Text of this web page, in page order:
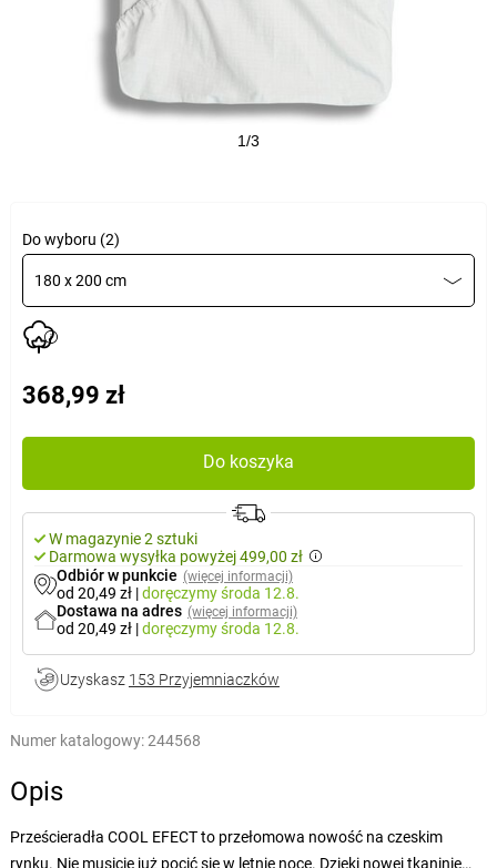
1/3
Do wyboru (2)
180 x 200 cm
368,99 zł
Do koszyka
W magazynie 2 sztuki
Darmowa wysyłka powyżej 499,00 zł
Odbiór w punkcie (więcej informacji)
od 20,49 zł |doręczymyśroda 12.8.
Dostawa na adres (więcej informacji)
od 20,49 zł |doręczymyśroda 12.8.
Uzyskasz 153 Przyjemniaczków
Numer katalogowy:244568
Opis
Prześcieradła COOL EFECT to przełomowa nowość na czeskim
rynku. Nie musicie już pocić się w letnie noce. Dzięki nowej tkaninie